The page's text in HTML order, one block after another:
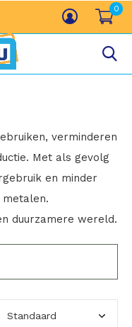
0
verminderen
Met als gevolg
en minder
duurzamere wereld.